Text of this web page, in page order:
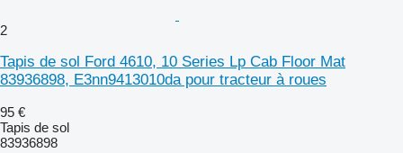
2
Tapis de sol Ford 4610, 10 Series Lp Cab Floor Mat
83936898, E3nn9413010da pour tracteur à roues
95 €
Tapis de sol
83936898